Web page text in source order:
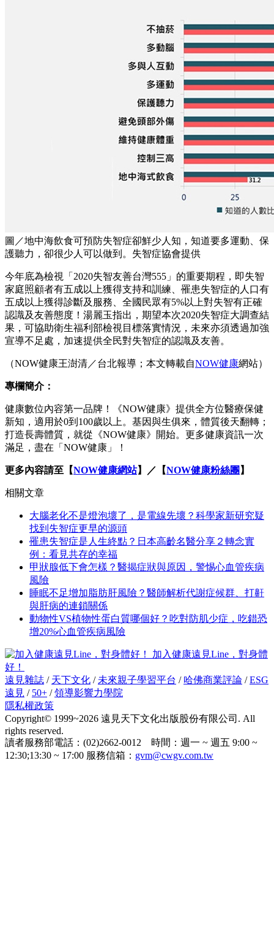
圖／地中海飲食可預防失智症卻鮮少人知，知道要多運動、保
護聽力，卻很少人可以做到。失智症協會提供
今年底為檢視「2020失智友善台灣555」的重要期程，即失智
家庭照顧者有五成以上獲得支持和訓練、罹患失智症的人口有
五成以上獲得診斷及服務、全國民眾有5%以上對失智有正確
認識及友善態度！湯麗玉指出，期望本次2020失智症大調查結
果，可協助衛生福利部檢視目標落實情況，未來亦須透過加強
宣導不足處，加速提供全民對失智症的認識及友善。
（NOW健康王澍清／台北報導；本文轉載自NOW健康網站）
專欄簡介：
健康數位內容第一品牌！《NOW健康》提供全方位醫療保健
新知，適用於0到100歲以上。基因與生俱來，體質後天翻轉；
打造長壽體質，就從《NOW健康》開始。更多健康資訊一次
滿足，盡在「NOW健康」！
更多內容請至【NOW健康網站】／【NOW健康粉絲團 】
相關文章
大腦老化不是燈泡壞了，是電線先壞？科學家新研究疑
找到失智症更早的源頭
罹患失智症是人生終點？日本高齡名醫分享２轉念實
例：看見共存的幸福
甲狀腺低下會怎樣？醫揭症狀與原因，警惕心血管疾病
風險
睡眠不足增加脂肪肝風險？醫師解析代謝症候群、打鼾
與肝病的連鎖關係
動物性VS植物性蛋白質哪個好？吃對防肌少症，吃錯恐
增20%心血管疾病風險
加入健康遠見Line，對身體
好！
遠見雜誌 / 天下文化 / 未來親子學習平台 / 哈佛商業評論 /ESG
遠見 / 50+ /領導影響力學院
隱私權政策
Copyright© 1999~2026 遠見天下文化出版股份有限公司. All
rights reserved.
讀者服務部電話：(02)2662-0012 時間：週一 ~ 週五 9:00 ~
12:30;13:30 ~ 17:00 服務信箱： gvm@cwgv.com.tw